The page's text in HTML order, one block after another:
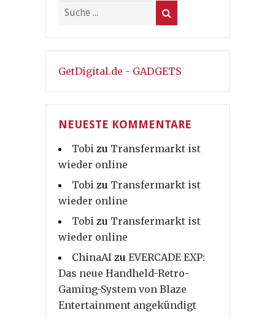
GetDigital.de - GADGETS
NEUESTE KOMMENTARE
Tobi zu Transfermarkt ist
wieder online
Tobi zu Transfermarkt ist
wieder online
Tobi zu Transfermarkt ist
wieder online
ChinaAI zu EVERCADE EXP:
Das neue Handheld-Retro-
Gaming-System von Blaze
Entertainment angekündigt